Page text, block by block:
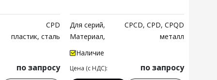
CPD
пластик, сталь
по запросу
Для серий,
CPCD, CPD, CPQD
Материал,
металл
Наличие
Цена (с НДС): по запросу